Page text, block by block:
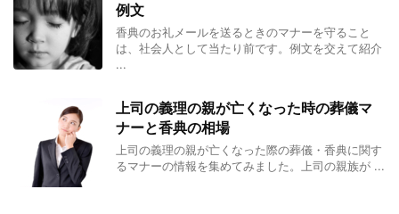
例文
香典のお礼メールを送るときのマナーを守ること
は、社会人として当たり前です。例文を交えて紹介
...
上司の義理の親が亡くなった時の葬儀マ
ナーと香典の相場
上司の義理の親が亡くなった際の葬儀・香典に関す
るマナーの情報を集めてみました。上司の親族が ...